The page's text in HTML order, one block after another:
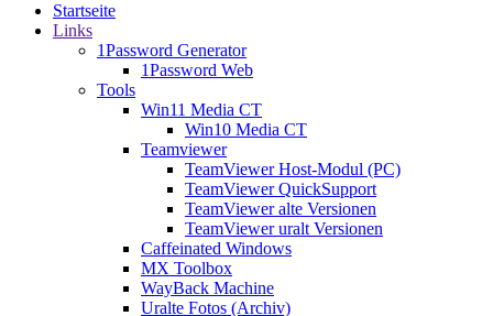
Startseite
Links
1Password Generator
1Password Web
Tools
Win11 Media CT
Win10 Media CT
Teamviewer
TeamViewer Host-Modul (PC)
TeamViewer QuickSupport
TeamViewer alte Versionen
TeamViewer uralt Versionen
Caffeinated Windows
MX Toolbox
WayBack Machine
Uralte Fotos (Archiv)